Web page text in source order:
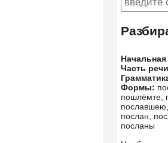
Часть
Формы:
пошлёмте,
послан,
посланы